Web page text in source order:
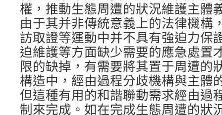
權，推動生態周遭的狀況維護主體
由于其并非傳統意義上的法律機構
訪取證等運動中并不具有強迫力保
迫維護等方面缺少需要的應急處置
限的缺掉，有需要將其置于周遭的
構造中，經由過程分歧機構與主體
但這種有用的和諧聯動需求經由過
制來完成。如在完成生態周遭的狀